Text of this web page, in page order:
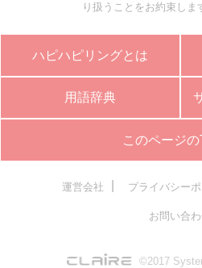
り扱うことをお約束しま
ハピハピリングとは
用語辞典
このページ
運営会社 プライバシー
お問い合
©2017